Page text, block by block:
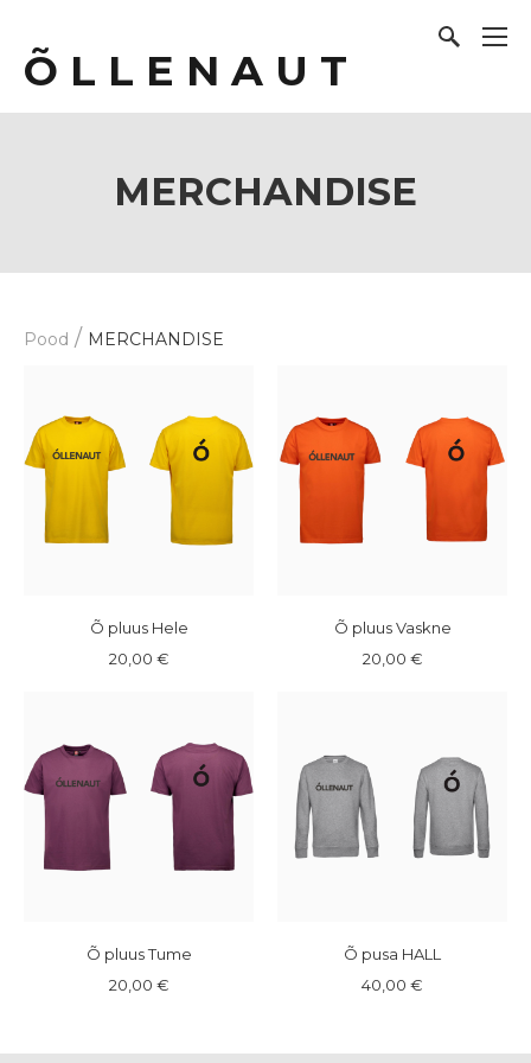
Õ L L E N A U T
MERCHANDISE
Pood / MERCHANDISE
Õ pluus Hele
20,00 €
Õ pluus Vaskne
20,00 €
Õ pluus Tume
20,00 €
Õ pusa HALL
40,00 €